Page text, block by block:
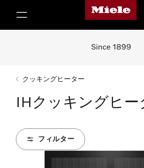
Mieleのホームペー
Since 1899
クッキングヒーター
IHクッキングヒー
フィルター